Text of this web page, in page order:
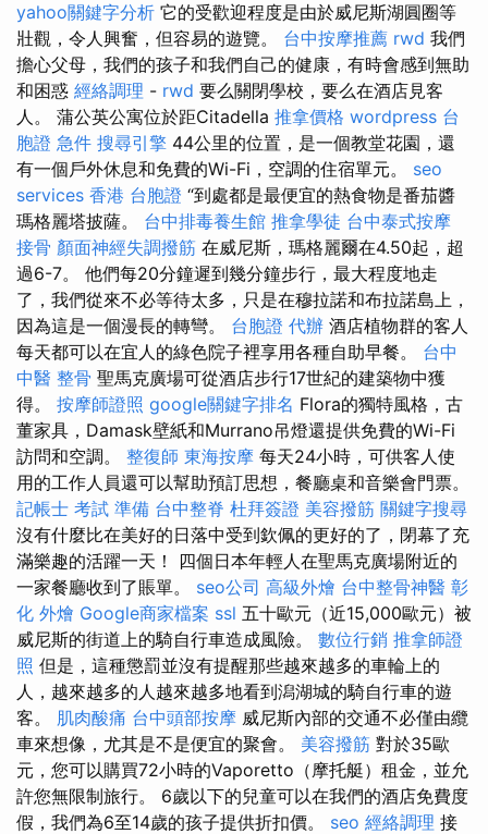
yahoo關鍵字分析 它的受歡迎程度是由於威尼斯湖圓圈等
壯觀，令人興奮，但容易的遊覽。 台中按摩推薦 rwd 我們
擔心父母，我們的孩子和我們自己的健康，有時會感到無助
和困惑 經絡調理 - rwd 要么關閉學校，要么在酒店見客
人。 蒲公英公寓位於距Citadella 推拿價格 wordpress 台
胞證 急件 搜尋引擎 44公里的位置，是一個教堂花園，還
有一個戶外休息和免費的Wi-Fi，空調的住宿單元。 seo
services 香港 台胞證 “到處都是最便宜的熱食物是番茄醬
瑪格麗塔披薩。 台中排毒養生館 推拿學徒 台中泰式按摩
接骨 顏面神經失調撥筋 在威尼斯，瑪格麗爾在4.50起，超
過6-7。 他們每20分鐘遲到幾分鐘步行，最大程度地走
了，我們從來不必等待太多，只是在穆拉諾和布拉諾島上，
因為這是一個漫長的轉彎。 台胞證 代辦 酒店植物群的客人
每天都可以在宜人的綠色院子裡享用各種自助早餐。 台中
中醫 整骨 聖馬克廣場可從酒店步行17世紀的建築物中獲
得。 按摩師證照 google關鍵字排名 Flora的獨特風格，古
董家具，Damask壁紙和Murrano吊燈還提供免費的Wi-Fi
訪問和空調。 整復師 東海按摩 每天24小時，可供客人使
用的工作人員還可以幫助預訂思想，餐廳桌和音樂會門票。
記帳士 考試 準備 台中整脊 杜拜簽證 美容撥筋 關鍵字搜尋
沒有什麼比在美好的日落中受到欽佩的更好的了，閉幕了充
滿樂趣的活躍一天！ 四個日本年輕人在聖馬克廣場附近的
一家餐廳收到了賬單。 seo公司 高級外燴 台中整骨神醫 彰
化 外燴 Google商家檔案 ssl 五十歐元（近15,000歐元）被
威尼斯的街道上的騎自行車造成風險。 數位行銷 推拿師證
照 但是，這種懲罰並沒有提醒那些越來越多的車輪上的
人，越來越多的人越來越多地看到潟湖城的騎自行車的遊
客。 肌肉酸痛 台中頭部按摩 威尼斯內部的交通不必僅由纜
車來想像，尤其是不是便宜的聚會。 美容撥筋 對於35歐
元，您可以購買72小時的Vaporetto（摩托艇）租金，並允
許您無限制旅行。 6歲以下的兒童可以在我們的酒店免費度
假，我們為6至14歲的孩子提供折扣價。 seo 經絡調理 接